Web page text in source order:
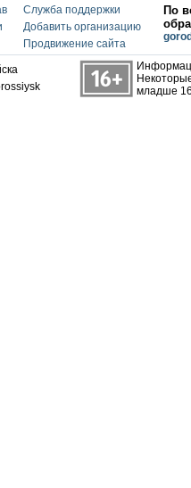
Служба поддержки
Добавить организацию
Продвижение сайта
По
младше